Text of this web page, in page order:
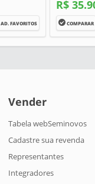
AD. FAVORITOS
R$
COMPARAR
Vender
Tabela webSeminovos
Cadastre sua revenda
Representantes
Integradores